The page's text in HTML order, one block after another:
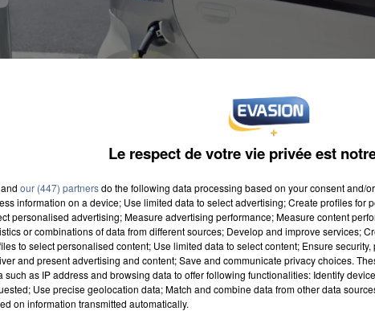
Le respect de votre vie privée est
our (447) partnersdo the following data processing based on your consent and/
information on a device; Use limited data to select advertising; Create profiles for
personalised advertising; Measure advertising performance; Measure content
or combinations of data from different sources; Develop and improve services;
to select personalised content; Use limited data to select content; Ensure
and present advertising and content; Save and communicate privacy choices.
such as IP address and browsing data to offer following functionalities: Identify
Use precise geolocation data; Match and combine data from other data
on information transmitted automatically.